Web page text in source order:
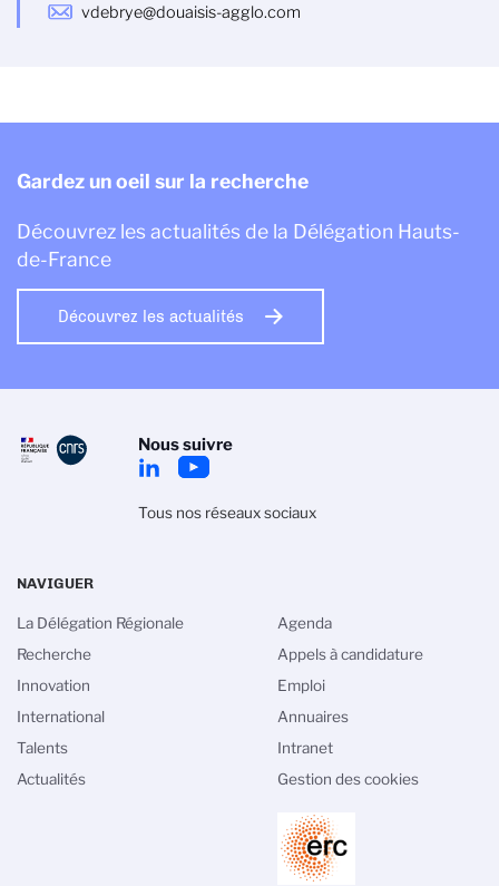
vdebrye@douaisis-agglo.com
Gardez un oeil sur la recherche
Découvrez les actualités de la Délégation Hauts-
de-France
Découvrez les actualités
Nous suivre
Tous nos réseaux sociaux
NAVIGUER
La Délégation Régionale
Recherche
Innovation
International
Talents
Actualités
Agenda
Appels à candidature
Emploi
Annuaires
Intranet
Gestion des cookies